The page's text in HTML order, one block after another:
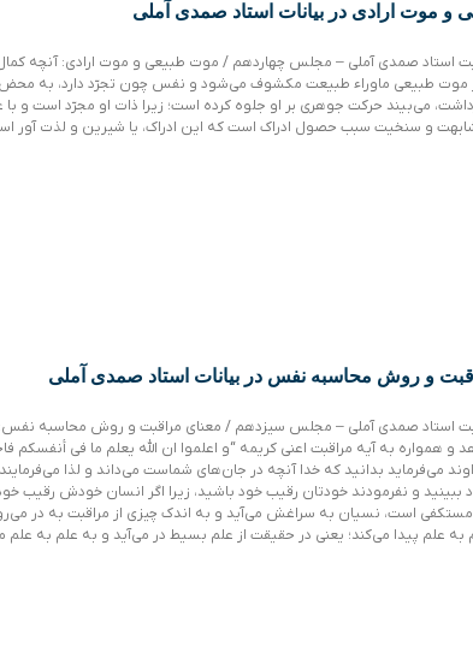
و موت ارادی در بیانات استاد صمدی آملی
استاد صمدی آملی – مجلس چهاردهم / موت طبیعی و موت ارادی: آنچه
موت طبیعی ماوراء طبیعت مکشوف می‌شود و نفس چون تجرّد دارد، به‌ محض
می‌بیند حرکت جوهری بر او جلوه کرده‌ است؛ زیرا ذات او مجرّد است و با
و سنخیت سبب حصول ادراک است که این ادراک، یا شیرین و لذت آور
و روش محاسبه نفس در بیانات استاد صمدی آملی
استاد صمدی آملی – مجلس سیزدهم / معنای مراقبت و روش محاسبه نفس:
و همواره به آیه مراقبت اعنی کریمه “و اعلموا ان الله یعلم ما فی أنفسکم
می‌فرماید بدانید که خدا آنچه در جان‌های شماست می‌داند و لذا
ببینید و نفرمودند خودتان رقیب خود باشید، زیرا اگر انسان خودش رقیب
است، نسیان به سراغش می‌آید و به اندک چیزی از مراقبت به‌ در
به علم پیدا می‌کند؛ یعنی در حقیقت از علم بسیط در می‌آید و به علم به علم